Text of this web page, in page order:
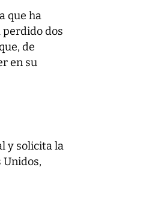
que ha
dos
de
en su
y solicita la